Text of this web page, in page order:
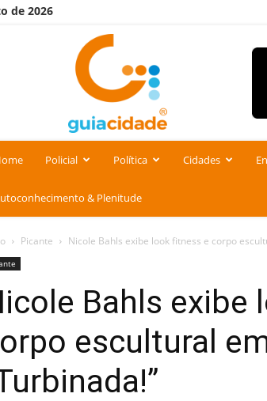
de 2026
Policial Política Cidades
& Plenitude
Picante Nicole Bahls exibe look fitness e corpo
Bahls exibe
escultural